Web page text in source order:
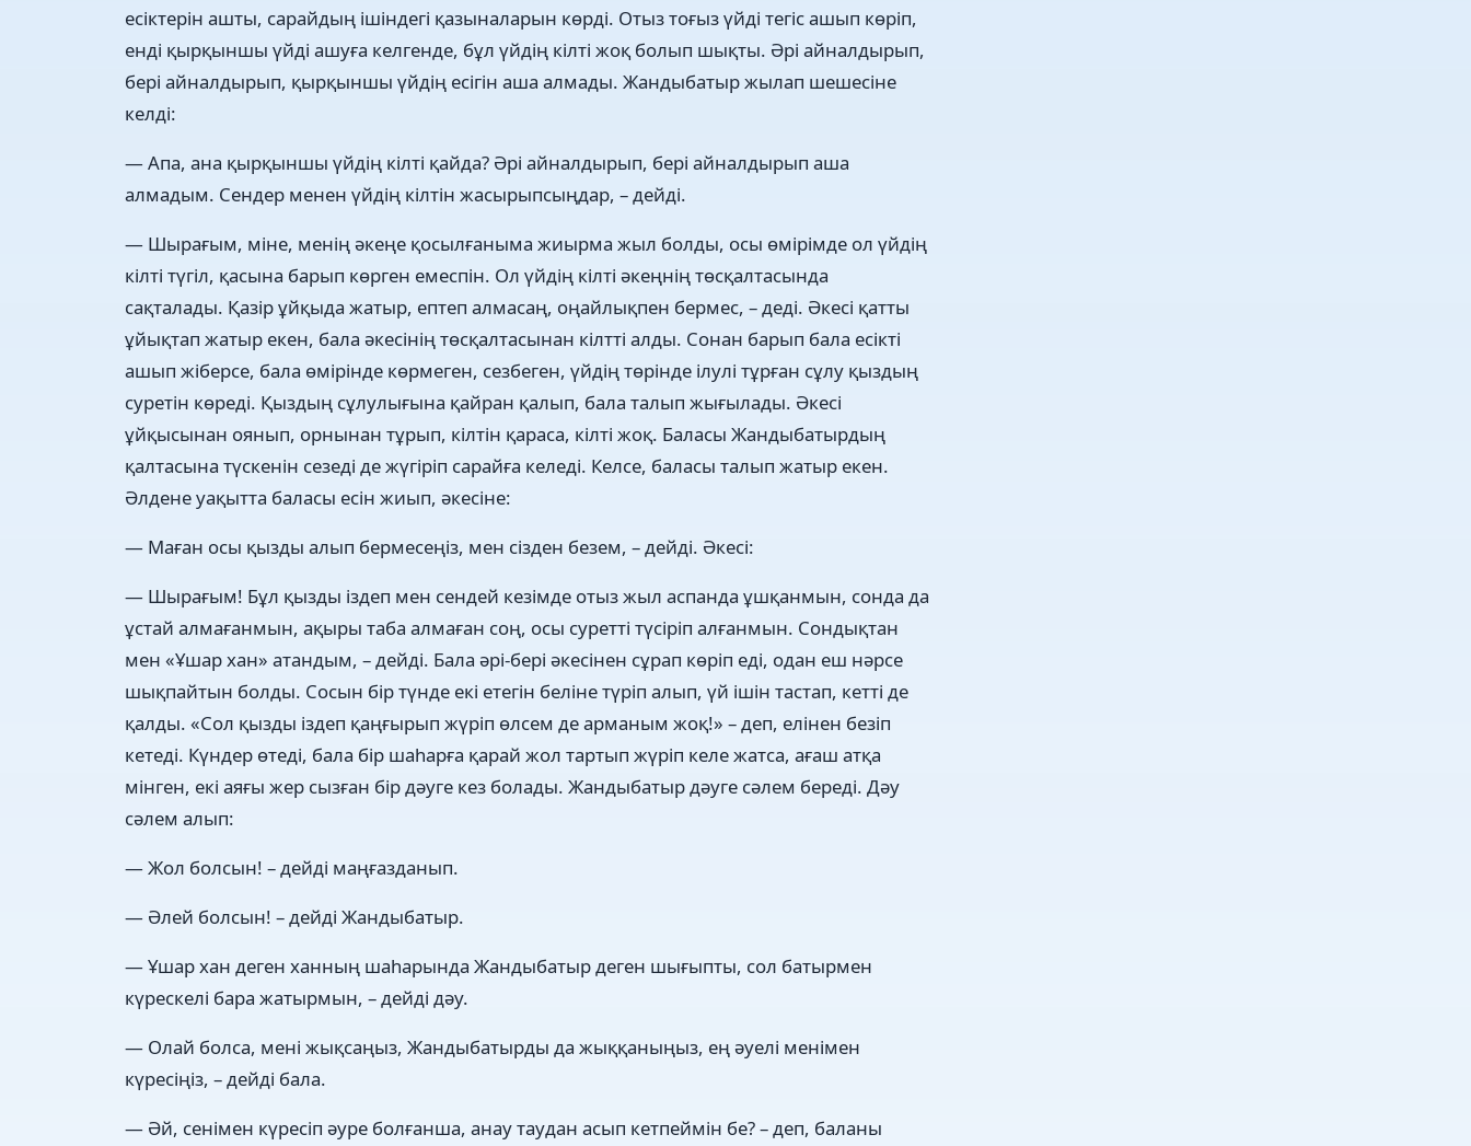
есіктерін ашты, сарайдың ішіндегі қазыналарын көрді. Отыз тоғыз үйді тегіс ашып көріп,
енді қырқыншы үйді ашуға келгенде, бұл үйдің кілті жоқ болып шықты. Әрі айналдырып,
бері айналдырып, қырқыншы үйдің есігін аша алмады. Жандыбатыр жылап шешесіне
келді:
— Апа, ана қырқыншы үйдің кілті қайда? Әрі айналдырып, бері айналдырып аша
алмадым. Сендер менен үйдің кілтін жасырыпсыңдар, – дейді.
— Шырағым, міне, менің әкеңе қосылғаныма жиырма жыл болды, осы өмірімде ол үйдің
кілті түгіл, қасына барып көрген емеспін. Ол үйдің кілті әкеңнің төсқалтасында
сақталады. Қазір ұйқыда жатыр, ептеп алмасаң, оңайлықпен бермес, – деді. Әкесі қатты
ұйықтап жатыр екен, бала әкесінің төсқалтасынан кілтті алды. Сонан барып бала есікті
ашып жіберсе, бала өмірінде көрмеген, сезбеген, үйдің төрінде ілулі тұрған сұлу қыздың
суретін көреді. Қыздың сұлулығына қайран қалып, бала талып жығылады. Әкесі
ұйқысынан оянып, орнынан тұрып, кілтін қараса, кілті жоқ. Баласы Жандыбатырдың
қалтасына түскенін сезеді де жүгіріп сарайға келеді. Келсе, баласы талып жатыр екен.
Әлдене уақытта баласы есін жиып, әкесіне:
— Маған осы қызды алып бермесеңіз, мен сізден безем, – дейді. Әкесі:
— Шырағым! Бұл қызды іздеп мен сендей кезімде отыз жыл аспанда ұшқанмын, сонда да
ұстай алмағанмын, ақыры таба алмаған соң, осы суретті түсіріп алғанмын. Сондықтан
мен «Ұшар хан» атандым, – дейді. Бала әрі-бері әкесінен сұрап көріп еді, одан еш нәрсе
шықпайтын болды. Сосын бір түнде екі етегін беліне түріп алып, үй ішін тастап, кетті де
қалды. «Сол қызды іздеп қаңғырып жүріп өлсем де арманым жоқ!» – деп, елінен безіп
кетеді. Күндер өтеді, бала бір шаһарға қарай жол тартып жүріп келе жатса, ағаш атқа
мінген, екі аяғы жер сызған бір дәуге кез болады. Жандыбатыр дәуге сәлем береді. Дәу
сәлем алып:
— Жол болсын! – дейді маңғазданып.
— Әлей болсын! – дейді Жандыбатыр.
— Ұшар хан деген ханның шаһарында Жандыбатыр деген шығыпты, сол батырмен
күрескелі бара жатырмын, – дейді дәу.
— Олай болса, мені жықсаңыз, Жандыбатырды да жыққаныңыз, ең әуелі менімен
күресіңіз, – дейді бала.
— Әй, сенімен күресіп әуре болғанша, анау таудан асып кетпеймін бе? – деп, баланы